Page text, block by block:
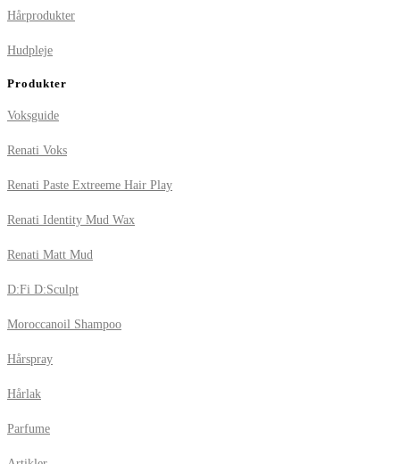
Hårprodukter
Hudpleje
Produkter
Voksguide
Renati Voks
Renati Paste Extreeme Hair Play
Renati Identity Mud Wax
Renati Matt Mud
D:Fi D:Sculpt
Moroccanoil Shampoo
Hårspray
Hårlak
Parfume